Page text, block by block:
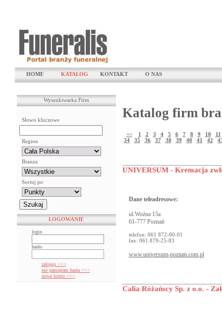
HOME KATALOG KONTAKT O NAS
Wyszukiwarka Firm
Słowo kluczowe
Region
Branża
Sortuj po
LOGOWANIE
login
hasło
zaloguj >>>
nie pamiętam hasła >>>
nowe konto >>>
Katalog firm
<< 1 2 3 4 5 6 7 8 9 10
11
34
35 36 37 38 39 40 41 42
UNIVERSUM - Kremacja
Dane teleadresowe:
ul.Woźna 15a
61-777 Poznań
telefon: 061 872-80-01
fax: 061 879-25-83
www.universum-poznan.com.pl
Calia Różańscy Sp. z o.o. -